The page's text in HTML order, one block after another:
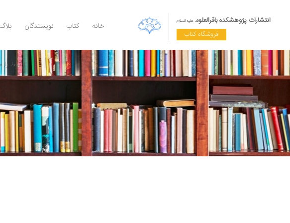
انتشارات پژوهشکده باقرالعلوم علیه السلام
فروشگاه کتاب
خانه کتاب نویسندگان بلاگ
ارتباط با